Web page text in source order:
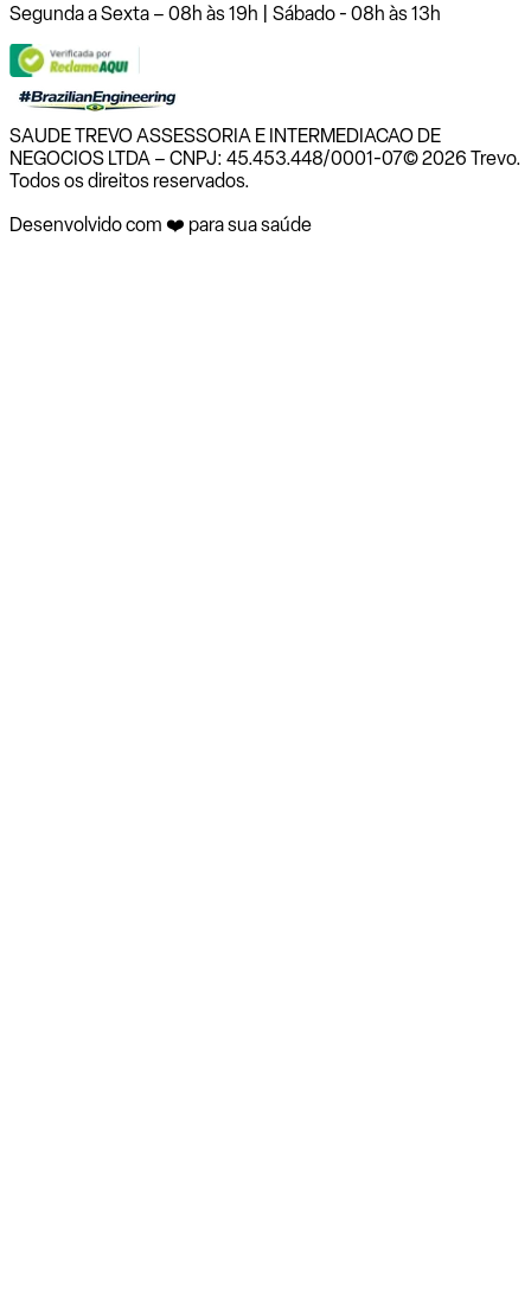
Segunda a Sexta – 08h às 19h | Sábado - 08h às 13h
SAUDE TREVO ASSESSORIA E INTERMEDIACAO DE
NEGOCIOS LTDA – CNPJ: 45.453.448/0001-07© 2026 Trevo.
Todos os direitos reservados.
Desenvolvido com ❤️ para sua saúde